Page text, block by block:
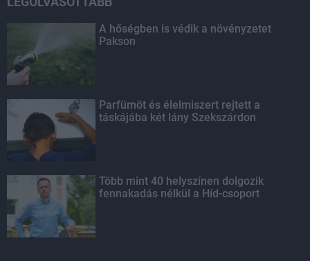
A hőségben is védik a növényzetet
Pakson
Parfümöt és élelmiszert rejtett a
táskájába két lány Szekszárdon
Több mint 40 helyszínen dolgozik
fennakadás nélkül a Híd-csoport